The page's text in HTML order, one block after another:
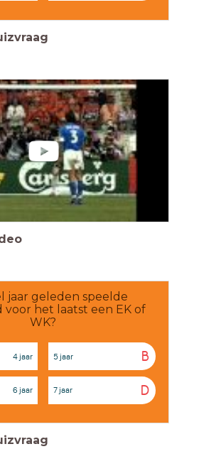
jaar geleden speelde
voor het laatst een EK of
WK?
4 jaar B
5 jaar
6 jaar D
7 jaar